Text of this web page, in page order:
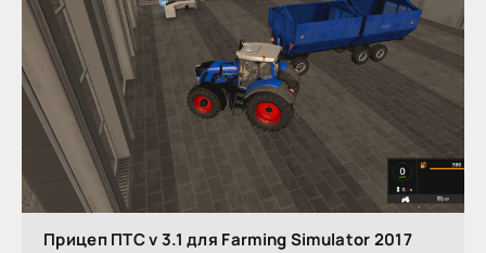
Прицеп ПТС v 3.1 для Farming Simulator 2017